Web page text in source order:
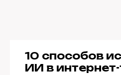
10 способов
ИИ в